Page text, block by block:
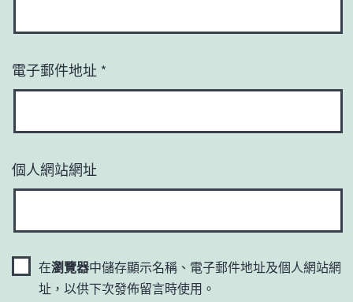
電子郵件地址 *
個人網站網址
在瀏覽器中儲存顯示名稱、電子郵件地址及個人網站網
址，以供下次發佈留言時使用。